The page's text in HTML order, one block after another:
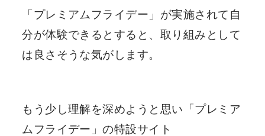
「プレミアムフライデー」が実施されて自
分が体験できるとすると、取り組みとして
は良さそうな気がします。
もう少し理解を深めようと思い「プレミア
ムフライデー」の特設サイト